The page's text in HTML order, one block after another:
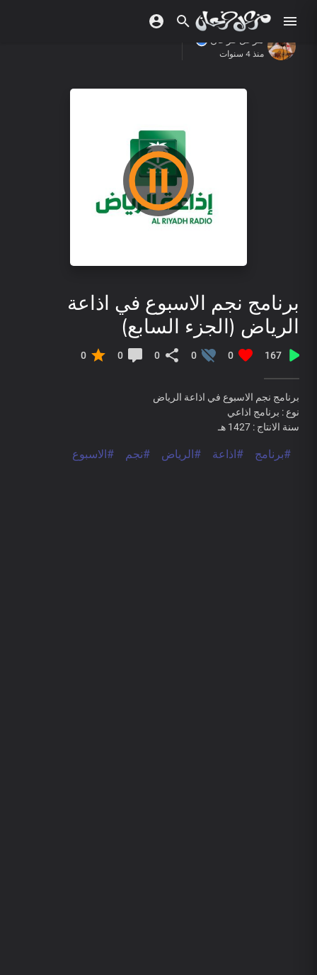
منذ 4 سنوات
برنامج نجم الاسبوع في اذاعة
الرياض (الجزء السابع)
167
0
0
0
0
0
برنامج نجم الاسبوع في اذاعة الرياض
نوع : برنامج اذاعي
سنة الانتاج : 1427 هـ
#برنامج #اذاعة #الرياض #نجم #الاسبوع